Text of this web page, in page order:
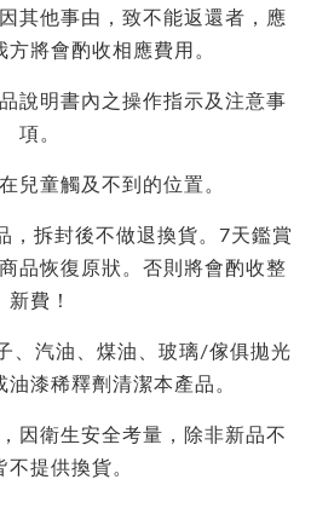
其他事由，致不能返還者，應
將會酌收相應費用。
說明書內之操作指示及注意事
項。
兒童觸及不到的位置。
，拆封後不做退換貨。7天鑑賞
品恢復原狀。否則將會酌收整
新費！
、汽油、煤油、玻璃/傢俱拋光
漆稀釋劑清潔本產品。
因衛生安全考量，除非新品不
不提供換貨。